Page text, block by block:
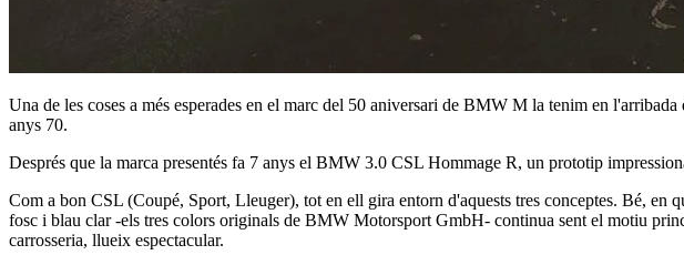
Una de les coses a més esperades en el marc del 50 aniversari de BMW M la tenim en
anys 70.
Després que la marca presentés fa 7 anys el BMW 3.0 CSL Hommage R, un prototip
Com a bon CSL (Coupé, Sport, Lleuger), tot en ell gira entorn d'aquests tres conceptes. Bé, en
fosc i blau clar -els tres colors originals de BMW Motorsport GmbH- continua sent el motiu
carrosseria, llueix espectacular.